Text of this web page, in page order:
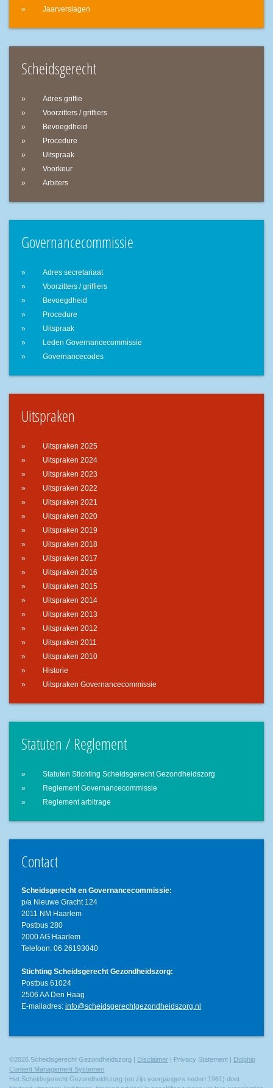
Jaarverslagen
Scheidsgerecht
Adres griffie
Voorzitters / griffiers
Bevoegdheid
Procedure
Uitspraak
Voorkeur
Arbiters
Governancecommissie
Adres secretariaat
Voorzitters / griffiers
Bevoegdheid
Procedure
Uitspraak
Leden Governancecommissie
Governancecodes
Uitspraken
Uitspraken 2025
Uitspraken 2024
Uitspraken 2023
Uitspraken 2022
Uitspraken 2021
Uitspraken 2020
Uitspraken 2019
Uitspraken 2018
Uitspraken 2017
Uitspraken 2016
Uitspraken 2015
Uitspraken 2014
Uitspraken 2013
Uitspraken 2012
Uitspraken 2011
Uitspraken 2010
Historie
Uitspraken Governancecommissie
Statuten / Reglement
Statuten Stichting Scheidsgerecht Gezondheidszorg
Reglement Governancecommissie
Reglement arbitrage
Contact
Scheidsgerecht en Governancecommissie:
p/a Nieuwe Gracht 124
2011 NM Haarlem
Postbus 280
2000 AG Haarlem
Telefoon: 06 26193040
Stichting Scheidsgerecht Gezondheidszorg:
Postbus 61024
2506 AA Den Haag
E-mailadres: info@scheidsgerechtgezondheidszorg.nl
©2026 Scheidsgerecht Gezondheidszorg | Disclaimer | Privacy Statement | Dolphiq
Content Management Systemen
Het Scheidsgerecht Gezondheidszorg (en zijn voorgangers sedert 1961) doet